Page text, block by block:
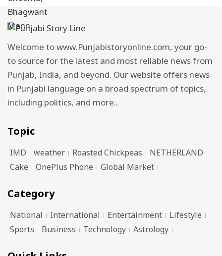
Welcome to www.Punjabistoryonline.com, your go-
to source for the latest and most reliable news from
Punjab, India, and beyond. Our website offers news
in Punjabi language on a broad spectrum of topics,
including politics, and more..
Topic
IMD weather Roasted Chickpeas
NETHERLAND
Cake
OnePlus Phone Global Market
Category
National International Entertainment
Lifestyle
Sports
Business Technology Astrology